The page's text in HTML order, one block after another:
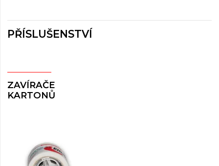
PŘÍSLUŠENSTVÍ
ZAVÍRAČE
KARTONŮ